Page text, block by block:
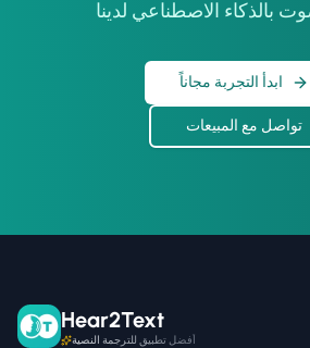
ابدأ التجربة مجاناً
تواصل مع المبيعات
Hear2Text
أفضل تطبيق للترجمة النصية